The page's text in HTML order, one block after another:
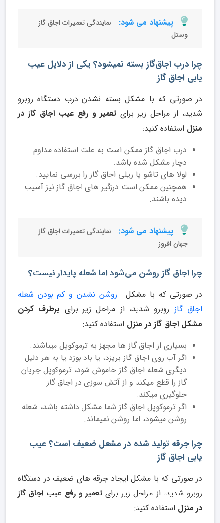
پیشنهاد می شود:
نمایندگی تعمیرات اجاق گاز
وستل
چرا درب اجاق‌گاز بسته نمیشود؟ یکی از دلایل عیب
یابی اجاق گاز
در صورتی که با مشکل بسته نشدن درب دستگاه روبرو
شدید، از مراحل زیر برای تعمیر و رفع عیب اجاق گاز در
منزل استفاده کنید:
درب اجاق گاز ممکن است به علت استفاده مداوم
دچار مشکل شده باشد.
لولا های تاشو یا ریلی اجاق گاز را بررسی نمایید.
همچنین ممکن است درزگیر های اجاق گاز نیز آسیب
دیده باشند.
پیشنهاد می شود:
نمایندگی تعمیرات اجاق گاز
جهان افروز
چرا اجاق گاز روشن می‌شود اما شعله پایدار نیست؟
در صورتی که با مشکل
روشن نشدن و کم بودن شعله
اجاق گاز روبرو شدید، از مراحل زیر برای برطرف کردن
مشکل اجاق گاز در منزل استفاده کنید:
بسیاری از اجاق گاز ها مجهز به ترموکوپل میباشند.
اگر آب روی اجاق گاز بریزد، یا باد بوزد یا به هر دلیل
دیگری شعله اجاق گاز خاموش شود، ترموکوپل جریان
گاز را قطع میکند و از آتش سوزی در اجاق گاز
جلوگیری میکند.
اگر ترموکوپل اجاق گاز شما مشکل داشته باشد، شعله
روشن میشود، اما روشن نمیماند.
چرا جرقه تولید شده در مشعل ضعیف است؟ عیب
یابی اجاق گاز
در صورتی که با مشکل ایجاد جرقه های ضعیف در دستگاه
روبرو شدید، از مراحل زیر برایتعمیر و رفع عیب اجاق گاز
در منزل استفاده کنید: